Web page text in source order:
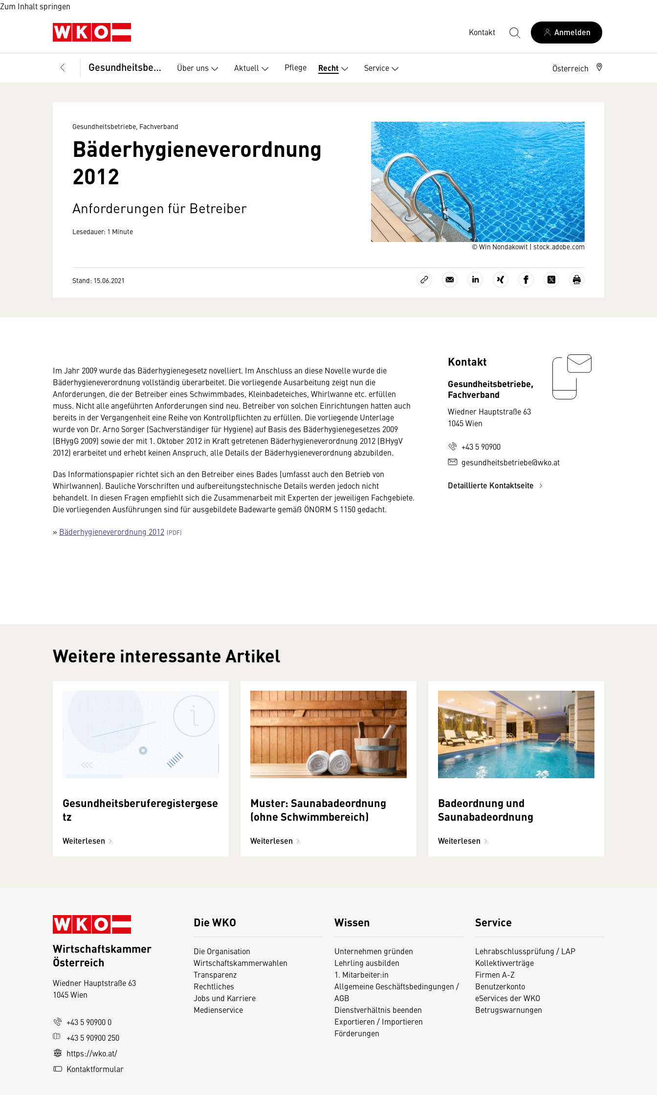
Zum Inhalt springen
Kontakt Anmelden
Gesundheitsbetriebe, Fachverband Über uns Aktuell Pflege Recht Service Österreich
© Win Nondakowit | stock.adobe.com
Gesundheitsbetriebe, Fachverband
Bäderhygieneverordnung
2012
Anforderungen für Betreiber
Lesedauer: 1 Minute
Stand: 15.06.2021
Im Jahr 2009 wurde das Bäderhygienegesetz novelliert. Im Anschluss an diese Novelle wurde die
Bäderhygieneverordnung vollständig überarbeitet. Die vorliegende Ausarbeitung zeigt nun die
Anforderungen, die der Betreiber eines Schwimmbades, Kleinbadeteiches, Whirlwanne etc. erfüllen
muss. Nicht alle angeführten Anforderungen sind neu. Betreiber von solchen Einrichtungen hatten auch
bereits in der Vergangenheit eine Reihe von Kontrollpflichten zu erfüllen. Die vorliegende Unterlage
wurde von Dr. Arno Sorger (Sachverständiger für Hygiene) auf Basis des Bäderhygienegesetzes 2009
(BHygG 2009) sowie der mit 1. Oktober 2012 in Kraft getretenen Bäderhygieneverordnung 2012 (BHygV
2012) erarbeitet und erhebt keinen Anspruch, alle Details der Bäderhygieneverordnung abzubilden.
Das Informationspapier richtet sich an den Betreiber eines Bades (umfasst auch den Betrieb von
Whirlwannen). Bauliche Vorschriften und aufbereitungstechnische Details werden jedoch nicht
behandelt. In diesen Fragen empfiehlt sich die Zusammenarbeit mit Experten der jeweiligen Fachgebiete.
Die vorliegenden Ausführungen sind für ausgebildete Badewarte gemäß ÖNORM S 1150 gedacht.
» Bäderhygieneverordnung 2012
Kontakt
Gesundheitsbetriebe,
Fachverband
Wiedner Hauptstraße 63
1045 Wien
+43 5 90900
gesundheitsbetriebe@wko.at
Detaillierte Kontaktseite
Weitere interessante Artikel
Gesundheitsberuferegistergese
tz
Weiterlesen
Muster: Saunabadeordnung
(ohne Schwimmbereich)
Weiterlesen
Badeordnung und
Saunabadeordnung
Weiterlesen
Die WKO
Die Organisation
Wirtschaftskammerwahlen
Transparenz
Rechtliches
Jobs und Karriere
Medienservice
Wissen
Unternehmen gründen
Lehrling ausbilden
1. Mitarbeiter:in
Allgemeine Geschäftsbedingungen /
AGB
Dienstverhältnis beenden
Exportieren / Importieren
Förderungen
Service
Lehrabschlussprüfung / LAP
Kollektivverträge
Firmen A-Z
Benutzerkonto
eServices der WKO
Betrugswarnungen
Wirtschaftskammer
Österreich
Wiedner Hauptstraße 63
1045 Wien
+43 5 90900 0
+43 5 90900 250
https://wko.at/
Kontaktformular